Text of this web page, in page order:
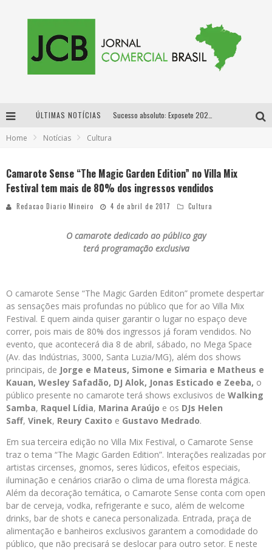
ÚLTIMAS NOTÍCIAS
Proibida anuncia retorno da Puro Malte Extra e consolida trajetória de democratização cervejeira no Brasil
Home Notícias Cultura
Camarote Sense “The Magic Garden Edition” no Villa Mix
Festival tem mais de 80% dos ingressos vendidos
Redacao Diario Mineiro 4 de abril de 2017 Cultura
O camarote dedicado ao público gay
terá programação exclusiva
O camarote Sense “The Magic Garden Editon” promete despertar
as sensações mais profundas no público que for ao Villa Mix
Festival. E quem ainda quiser garantir o lugar no espaço deve
correr, pois mais de 80% dos ingressos já foram vendidos. No
evento, que acontecerá dia 8 de abril, sábado, no Mega Space
(Av. das Indústrias, 3000, Santa Luzia/MG), além dos shows
principais, de Jorge e Mateus, Simone e Simaria e Matheus e
Kauan, Wesley Safadão, DJ Alok, Jonas Esticado e Zeeba, o
público presente no camarote terá shows exclusivos de Walking
Samba, Raquel Lídia, Marina Araújo e os DJs Helen
Saff, Vinek, Reury Caxito e Gustavo Medrado.
Em sua terceira edição no Villa Mix Festival, o Camarote Sense
traz o tema “The Magic Garden Edition”. Interações realizadas por
artistas circenses, gnomos, seres lúdicos, efeitos especiais,
iluminação e cenários criarão o clima de uma floresta mágica.
Além da decoração temática, o Camarote Sense conta com open
bar de cerveja, vodka, refrigerante e suco, além de welcome
drinks, bar de shots e caneca personalizada. Entrada, praça de
alimentação e banheiros exclusivos garantem a comodidade do
público, que não precisará se deslocar para outro setor. E neste